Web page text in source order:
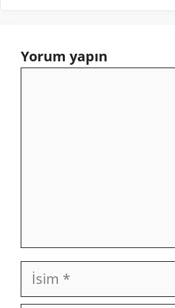
Yorum yapın
İsim